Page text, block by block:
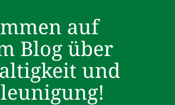
auf
Blog über
und